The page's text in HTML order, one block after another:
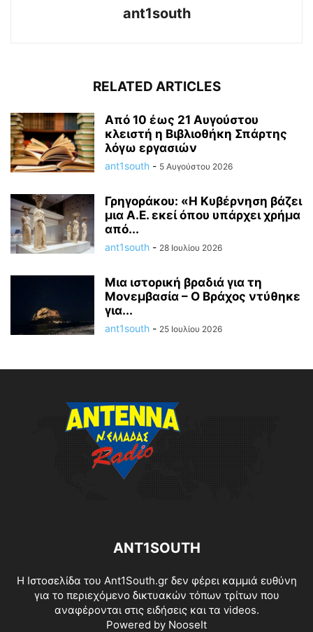
ant1south
RELATED ARTICLES
Από 10 έως 21 Αυγούστου
κλειστή η Βιβλιοθήκη Σπάρτης
λόγω εργασιών
ant1south - 5 Αυγούστου 2026
Γρηγοράκου: «Η Κυβέρνηση βάζει
μια Α.Ε. εκεί όπου υπάρχει χρήμα
από...
ant1south - 28 Ιουλίου 2026
Μια ιστορική βραδιά για τη
Μονεμβασία – Ο Βράχος ντύθηκε
για...
ant1south - 25 Ιουλίου 2026
ANT1SOUTH
Η Ιστοσελίδα του Ant1South.gr δεν φέρει καμμιά ευθύνη
για το περιεχόμενο δικτυακών τόπων τρίτων που
αναφέρονται στις ειδήσεις και τα videos.
Powered by NooseIt